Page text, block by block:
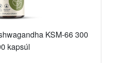
KSM-66 300
kapsúl